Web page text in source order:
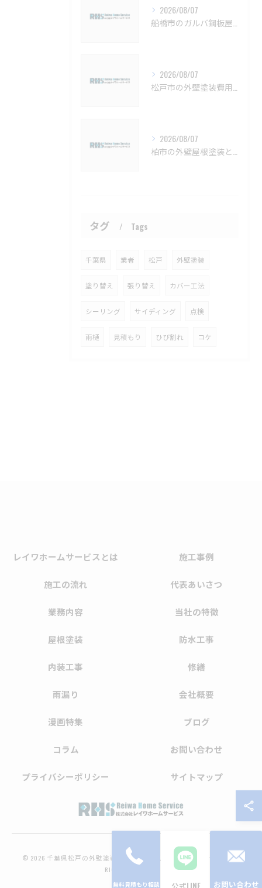
2026/08/07
2026/08/07
2026/08/07
タグ Tags
千葉県 業者 松戸 外壁塗装
塗り替え 張り替え カバー工法
シーリング サイディング 点検
雨樋 見積もり ひび割れ コケ
お問い合わせ
レイワホームサービスとは 施工事例
施工の流れ 代表あいさつ
業務内容 当社の特徴
屋根塗装 防水工事
内装工事 修繕
雨漏り 会社概要
漫画特集 ブログ
コラム お問い合わせ
プライバシーポリシー サイトマップ
© 2026 千葉県松戸の外壁塗装なら株式会社レイワホームサービス ALL
RIGHTS RESERVED.